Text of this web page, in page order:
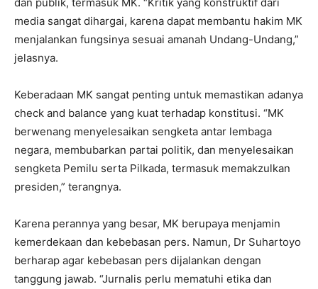
media sangat dihargai, karena dapat membantu hakim MK
menjalankan fungsinya sesuai amanah Undang-Undang,”
jelasnya.
Keberadaan MK sangat penting untuk memastikan adanya
check and balance yang kuat terhadap konstitusi. “MK
berwenang menyelesaikan sengketa antar lembaga
negara, membubarkan partai politik, dan menyelesaikan
sengketa Pemilu serta Pilkada, termasuk memakzulkan
presiden,” terangnya.
Karena perannya yang besar, MK berupaya menjamin
kemerdekaan dan kebebasan pers. Namun, Dr Suhartoyo
berharap agar kebebasan pers dijalankan dengan
tanggung jawab. “Jurnalis perlu mematuhi etika dan